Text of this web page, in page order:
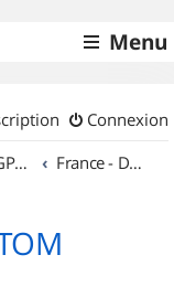
Menu
Connexion
Traces GPS de randos VTT France - DOM-TOM